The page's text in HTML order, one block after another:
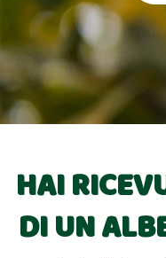
HAI
DI UN